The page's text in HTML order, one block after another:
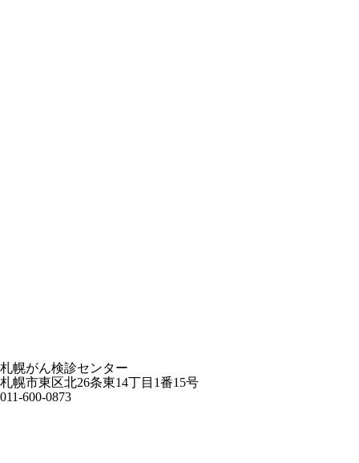
札幌がん検診センター
札幌市東区北26条東14丁目1番15号
011-600-0873